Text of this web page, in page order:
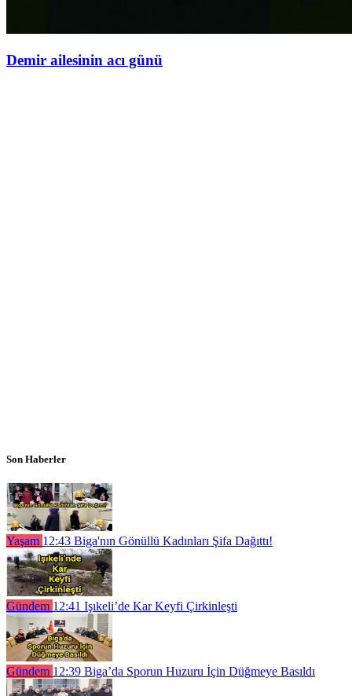
Demir ailesinin acı günü
Son Haberler
Yaşam 12:43 Biga'nın Gönüllü Kadınları Şifa Dağıttı!
Gündem 12:41 Işıkeli’de Kar Keyfi Çirkinleşti
Gündem 12:39 Biga’da Sporun Huzuru İçin Düğmeye Basıldı